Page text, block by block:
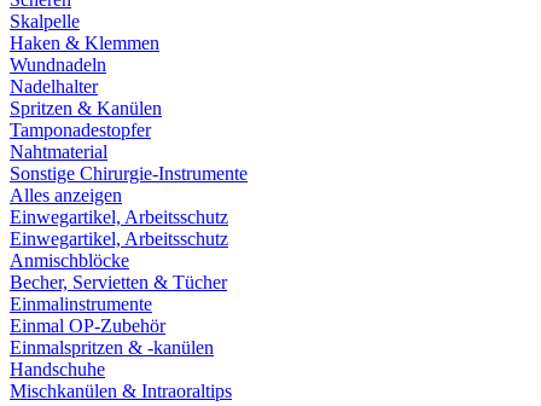
Skalpelle
Haken & Klemmen
Wundnadeln
Nadelhalter
Spritzen & Kanülen
Tamponadestopfer
Nahtmaterial
Sonstige Chirurgie-Instrumente
Alles anzeigen
Einwegartikel, Arbeitsschutz
Einwegartikel, Arbeitsschutz
Anmischblöcke
Becher, Servietten & Tücher
Einmalinstrumente
Einmal OP-Zubehör
Einmalspritzen & -kanülen
Handschuhe
Mischkanülen & Intraoraltips